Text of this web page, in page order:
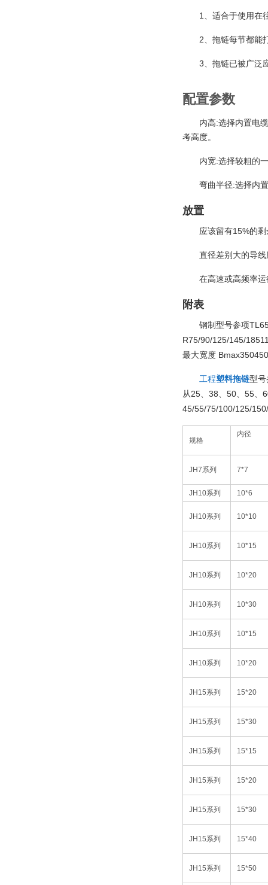
1 、适合于使用在
2、拖链每节都能
3、拖链已被广泛
配置参数
内高:选择内置电缆
考高度。
内宽:选择较粗的
弯曲半径:选择内
放置
应该留有15%的
直径差别大的导
在高速或高频率运
附表
钢制型号参项
R75/90/125/145/
最大宽度
工程塑料拖链型号
从25、 38、 50、 55、
45/55/75/100/125/
规格
内径
JH7系列 7*7
JH10系列 10*6
JH10系列 10*10
JH10系列 10*15
JH10系列 10*20
JH10系列 10*30
JH10系列 10*15
JH10系列 10*20
JH15系列 15*20
JH15系列 15*30
JH15系列 15*15
JH15系列 15*20
JH15系列 15*30
JH15系列 15*40
JH15系列 15*50